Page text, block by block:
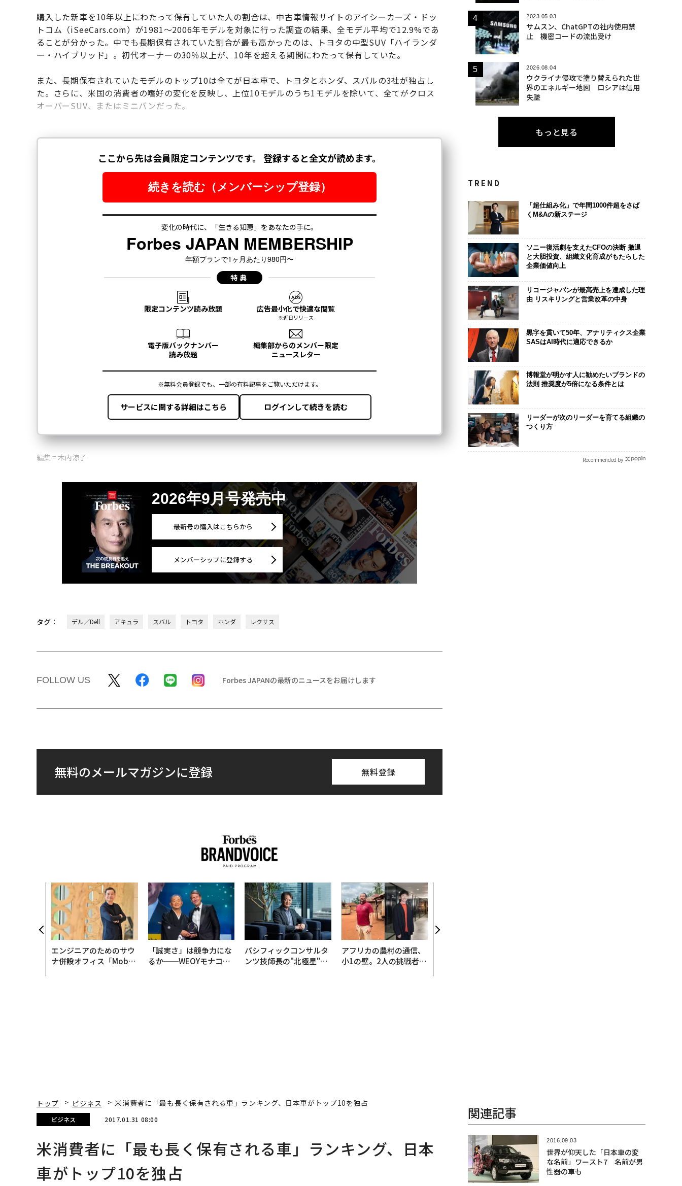
購入した新車を10年以上にわたって保有していた人の割合は、中古車情報サイトのアイシーカーズ・ドッ
トコム（iSeeCars.com）が1981～2006年モデルを対象に行った調査の結果、全モデル平均で12.9%であ
ることが分かった。中でも長期保有されていた割合が最も高かったのは、トヨタの中型SUV「ハイランダ
ー・ハイブリッド」。初代オーナーの30％以上が、10年を超える期間にわたって保有していた。
また、長期保有されていたモデルのトップ10は全てが日本車で、トヨタとホンダ、スバルの3社が独占し
た。さらに、米国の消費者の嗜好の変化を反映し、上位10モデルのうち1モデルを除いて、全てがクロス
オーバーSUV、またはミニバンだった。
編集 = 木内涼子
2026年9月号発売中
最新号の購入はこちらから
メンバーシップに登録する
タグ： デル／Dell アキュラ スバル トヨタ ホンダ レクサス
FOLLOW US Forbes JAPANの最新のニュースをお届けします
無料のメールマガジンに登録 無料登録
エンジニアのためのサウ
ナ併設オフィス「Mobiu
「誠実さ」は競争力にな
るか──WEOYモナコで
パシフィックコンサルタ
ンツ技師長の"北極星"。
アフリカの農村の通信、
小1の壁。2人の挑戦者が
2023.05.03
サムスン、ChatGPTの社内使用禁
止 機密コードの流出受け
2026.08.04
ウクライナ侵攻で塗り替えられた世
界のエネルギー地図 ロシアは信用
失墜
もっと見る
TREND
「超仕組み化」で年間1000件超をさば
くM&Aの新ステージ
ソニー復活劇を支えたCFOの決断 撤退
と大胆投資、組織文化育成がもたらした
企業価値向上
リコージャパンが最高売上を達成した理
由 リスキリングと営業改革の中身
黒字を貫いて50年、アナリティクス企業
SASはAI時代に適応できるか
博報堂が明かす人に勧めたいブランドの
法則 推奨度が5倍になる条件とは
リーダーが次のリーダーを育てる組織の
つくり方
Recommended by
トップ ビジネス 米消費者に「最も長く保有される車」ランキング、日本車がトップ10を独占
ビジネス 2017.01.31 08:00
米消費者に「最も長く保有される車」ランキング、日本
車がトップ10を独占
関連記事
2016.09.03
世界が仰天した「日本車の変
な名前」ワースト7 名前が男
性器の車も